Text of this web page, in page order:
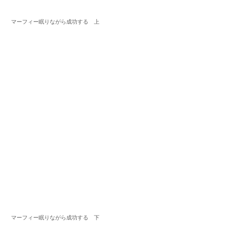
マーフィー眠りながら成功する 上
マーフィー眠りながら成功する 下